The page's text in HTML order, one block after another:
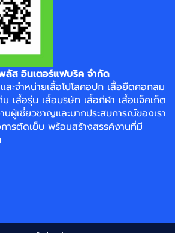
ลัส อินเตอร์แฟบริค จำกัด
และจำหน่ายเสื้อโปโลคอปก เสื้อยืดคอกลม
ม เสื้อรุ่น เสื้อบริษัท เสื้อกีฬา เสื้อแจ็คเก็ต
เชี่ยวชาญและมากประสบการณ์ของเรา
ารตัดเย็บ พร้อมสร้างสรรค์งานที่มี